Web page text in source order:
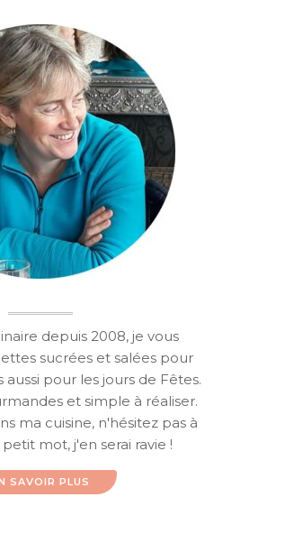
depuis 2008, je vous
sucrées et salées pour
aussi pour les jours de Fêtes.
et simple à réaliser.
ma cuisine, n'hésitez pas à
mot, j'en serai ravie !
SAVOIR PLUS